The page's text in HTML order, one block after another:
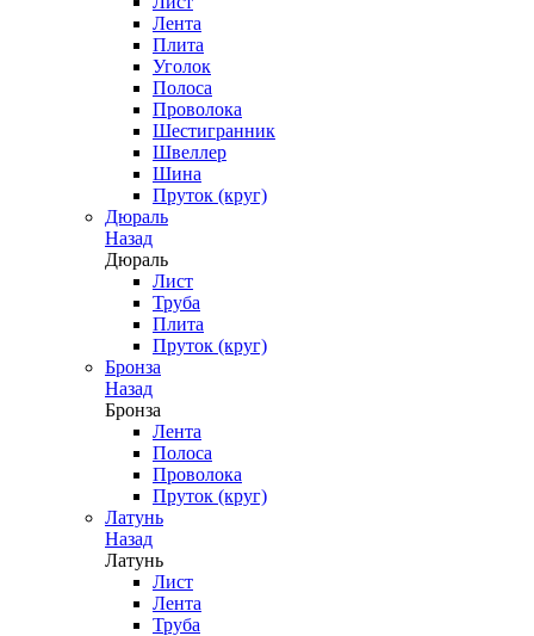
Лента
Плита
Уголок
Полоса
Проволока
Шестигранник
Швеллер
Шина
Пруток (круг)
Дюраль
Назад
Дюраль
Лист
Труба
Плита
Пруток (круг)
Бронза
Назад
Бронза
Лента
Полоса
Проволока
Пруток (круг)
Латунь
Назад
Латунь
Лист
Лента
Труба